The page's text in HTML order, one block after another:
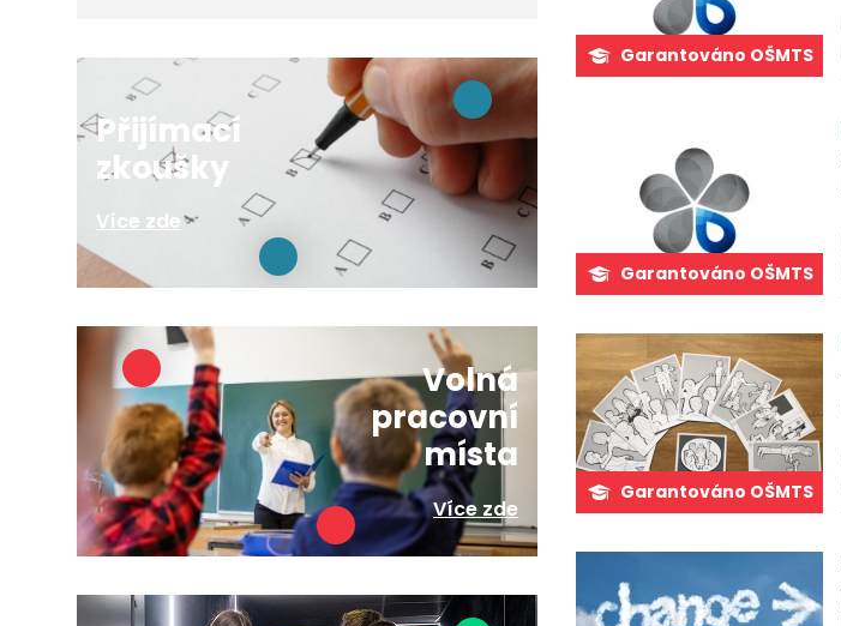
Garantováno OŠMTS
Garantováno OŠMTS
Garantováno OŠMTS
Přijímací
zkoušky
Více zde
Volná
pracovní
místa
Více zde